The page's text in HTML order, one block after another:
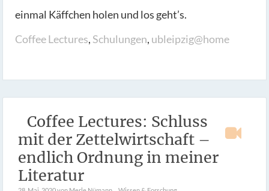
einmal Käffchen holen und los geht’s.
Coffee Lectures, Schulungen, ubleipzig@home
Coffee Lectures: Schluss
mit der Zettelwirtschaft –
endlich Ordnung in meiner
Literatur